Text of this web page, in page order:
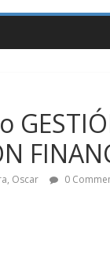
Oscar 0